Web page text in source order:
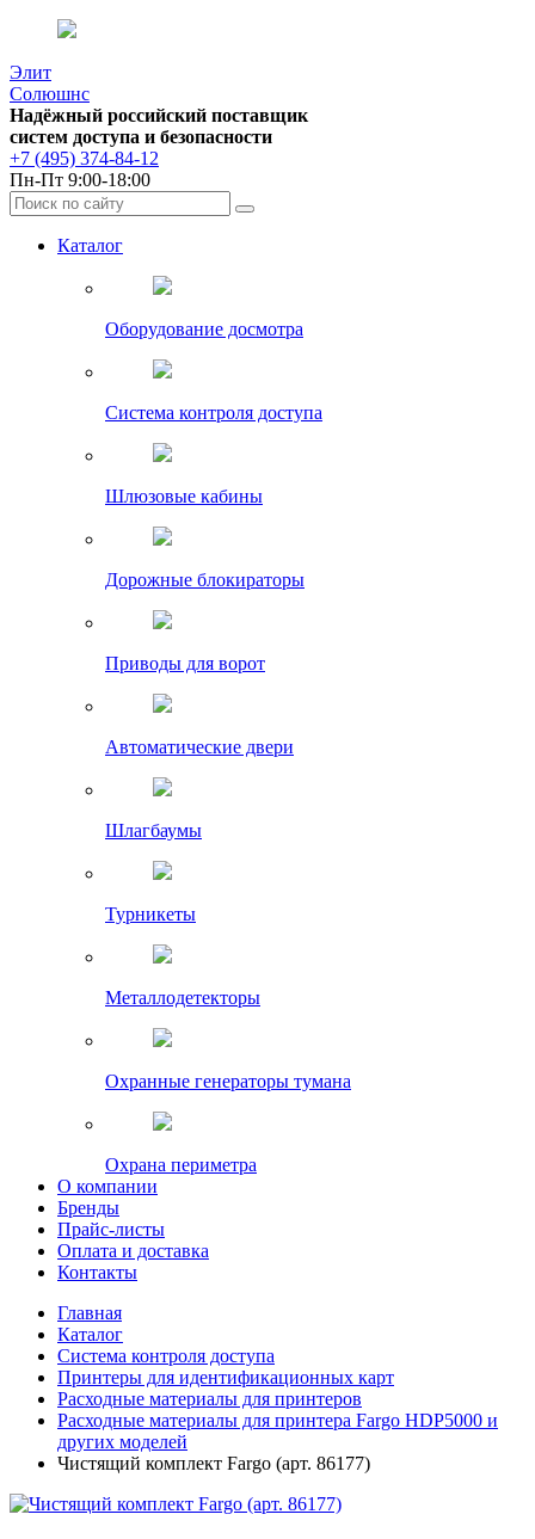
Элит
Солюшнс
Надёжный российский поставщик
систем доступа и безопасности
+7 (495) 374-84-12
Пн-Пт 9:00-18:00
Каталог
Оборудование досмотра
Система контроля доступа
Шлюзовые кабины
Дорожные блокираторы
Приводы для ворот
Автоматические двери
Шлагбаумы
Турникеты
Металлодетекторы
Охранные генераторы тумана
Охрана периметра
О компании
Бренды
Прайс-листы
Оплата и доставка
Контакты
Главная
Каталог
Система контроля доступа
Принтеры для идентификационных карт
Расходные материалы для принтеров
Расходные материалы для принтера Fargo HDP5000 и
других моделей
Чистящий комплект Fargo (арт. 86177)